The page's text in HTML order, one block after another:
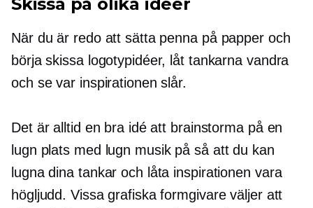
När du är redo att sätta penna på papper och
börja skissa logotypidéer, låt tankarna vandra
och se var inspirationen slår.
Det är alltid en bra idé att brainstorma på en
lugn plats med lugn musik på så att du kan
lugna dina tankar och låta inspirationen vara
högljudd. Vissa grafiska formgivare väljer att